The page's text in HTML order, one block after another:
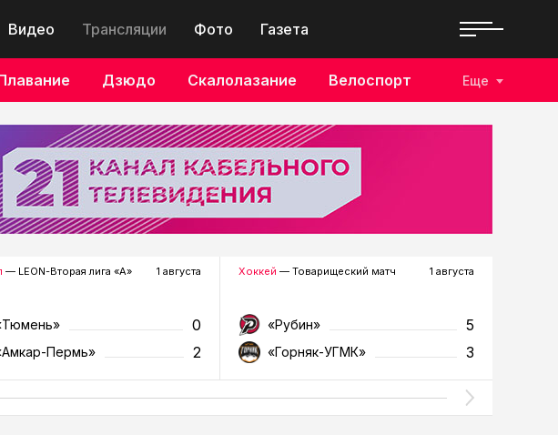
Видео Трансляции Фото Газета
Дзюдо Скалолазание Велоспорт Еще
— LEON-Вторая лига «А» 1 августа
0
Пермь» 2
Хоккей — Товарищеский матч 1 августа
«Рубин» 5
«Горняк-УГМК» 3